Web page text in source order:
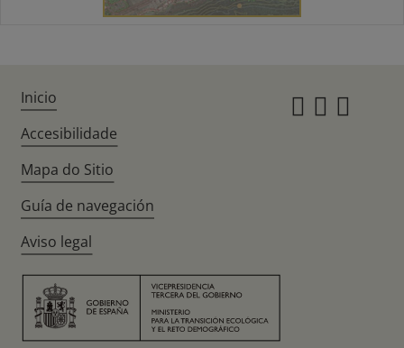
Inicio
Accesibilidade
Mapa do Sitio
Guía de navegación
Aviso legal